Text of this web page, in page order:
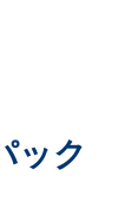
ック